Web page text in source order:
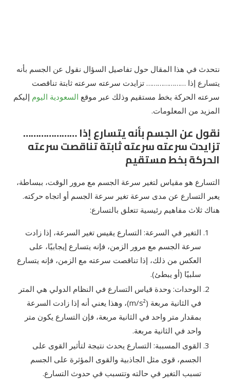
نتحدث في هذا المقال حول تفاصيل السؤال نقول عن الجسم بأنه
يتسارع إذا ………………… تزايدت سرعته سرعته ثابتة تناقصت
سرعته الحركة بخط مستقيم وذلك عبر موقع السعودية اليوم إليكم
المزيد من المعلومات.
نقول عن الجسم بأنه يتسارع إذا …………………
تزايدت سرعته سرعته ثابتة تناقصت سرعته
الحركة بخط مستقيم
التسارع هو مقياس لتغير سرعة الجسم مع مرور الوقت، ببساطة،
يعبر التسارع عن مدى سرعة تغير سرعة الجسم أو اتجاه حركته.
هناك ثلاث مفاهيم رئيسية تتعلق بالتسارع:
التغير في السرعة: التسارع يقيس تغير السرعة، إذا زادت
سرعة الجسم مع مرور الزمن، فإنه يتسارع إيجابيًا، على
العكس من ذلك، إذا تناقصت سرعته مع الزمن، فإنه يتسارع
سلبيًا (أو يبطئ).
الوحدات: وحدة قياس التسارع في النظام الدولي هي المتر
في الثانية مربعة (m/s²)، وهذا يعني أنه إذا زادت السرعة
بمقدار متر واحد في الثانية مربعة، فإن التسارع يكون متر
واحد في الثانية مربعة.
القوى المسببة: التسارع يحدث نتيجة لتأثير القوى على
الجسم، قوى مثل الجاذبية والقوى المؤثرة على الجسم
تسبب التغير في حالته وتتسبب في حدوث التسارع.